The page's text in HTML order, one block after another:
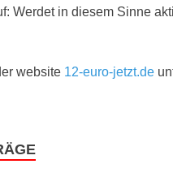
Werdet in diesem Sinne
website 12-euro-jetzt.de